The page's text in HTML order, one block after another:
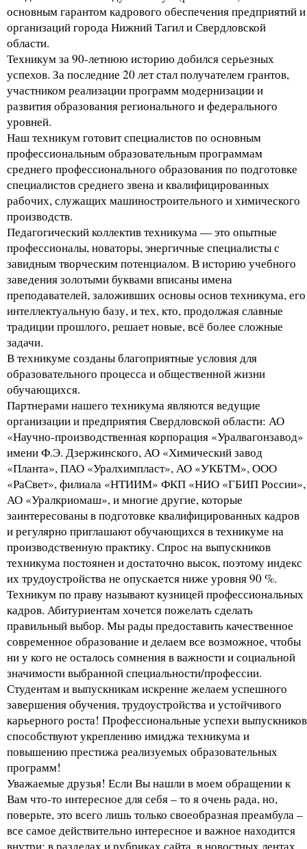
основным гарантом кадрового обеспечения предприятий и
организаций города Нижний Тагил и Свердловской
области.
Техникум за 90-летнюю историю добился серьезных
успехов. За последние 20 лет стал получателем грантов,
участником реализации программ модернизации и
развития образования регионального и федерального
уровней.
Наш техникум готовит специалистов по основным
профессиональным образовательным программам
среднего профессионального образования по подготовке
специалистов среднего звена и квалифицированных
рабочих, служащих машиностроительного и химического
производств.
Педагогический коллектив техникума — это опытные
профессионалы, новаторы, энергичные специалисты с
завидным творческим потенциалом. В историю учебного
заведения золотыми буквами вписаны имена
преподавателей, заложивших основы основ техникума, его
интеллектуальную базу, и тех, кто, продолжая славные
традиции прошлого, решает новые, всё более сложные
задачи.
В техникуме созданы благоприятные условия для
образовательного процесса и общественной жизни
обучающихся.
Партнерами нашего техникума являются ведущие
организации и предприятия Свердловской области: АО
«Научно-производственная корпорация «Уралвагонзавод»
имени Ф.Э. Дзержинского, АО «Химический завод
«Планта», ПАО «Уралхимпласт», АО «УКБТМ», ООО
«РаСвет», филиала «НТИИМ» ФКП «НИО «ГБИП России»,
АО «Уралкриомаш», и многие другие, которые
заинтересованы в подготовке квалифицированных кадров
и регулярно приглашают обучающихся в техникуме на
производственную практику. Спрос на выпускников
техникума постоянен и достаточно высок, поэтому индекс
их трудоустройства не опускается ниже уровня 90 %.
Техникум по праву называют кузницей профессиональных
кадров. Абитуриентам хочется пожелать сделать
правильный выбор. Мы рады предоставить качественное
современное образование и делаем все возможное, чтобы
ни у кого не осталось сомнения в важности и социальной
значимости выбранной специальности/профессии.
Студентам и выпускникам искренне желаем успешного
завершения обучения, трудоустройства и устойчивого
карьерного роста! Профессиональные успехи выпускников
способствуют укреплению имиджа техникума и
повышению престижа реализуемых образовательных
программ!
Уважаемые друзья! Если Вы нашли в моем обращении к
Вам что-то интересное для себя – то я очень рада, но,
поверьте, это всего лишь только своеобразная преамбула –
все самое действительно интересное и важное находится